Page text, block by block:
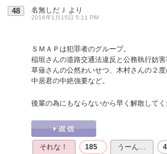
48 名無しだＪ より
2016年1月15日 5:11 PM
ＳＭＡＰは犯罪者のグループ。
稲垣さんの道路交通法違反と公務執行妨害
草薙さんの公然わいせつ、木村さんの２度
中居君の中絶強要など。
後輩の為にもならないから早く解散してく
それな！ 185 うーん…